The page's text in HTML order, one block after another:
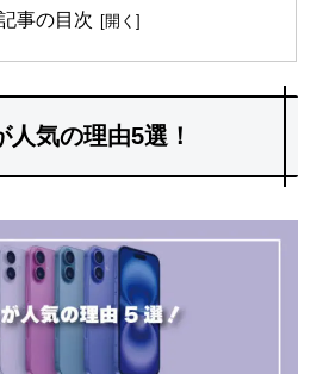
事の目次
気の理由5選！